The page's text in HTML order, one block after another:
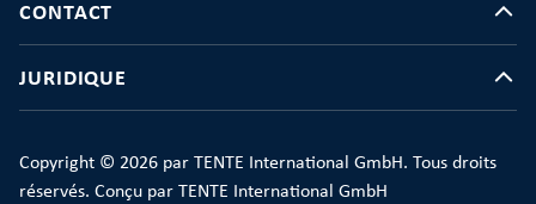
CONTACT
JURIDIQUE
Copyright © 2026 par TENTE International GmbH. Tous droits
réservés. Conçu par TENTE International GmbH